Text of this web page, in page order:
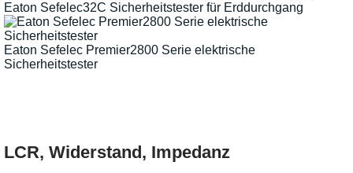
Eaton Sefelec32C Sicherheitstester für Erddurchgang
Eaton Sefelec Premier2800 Serie elektrische
Sicherheitstester
LCR, Widerstand, Impedanz